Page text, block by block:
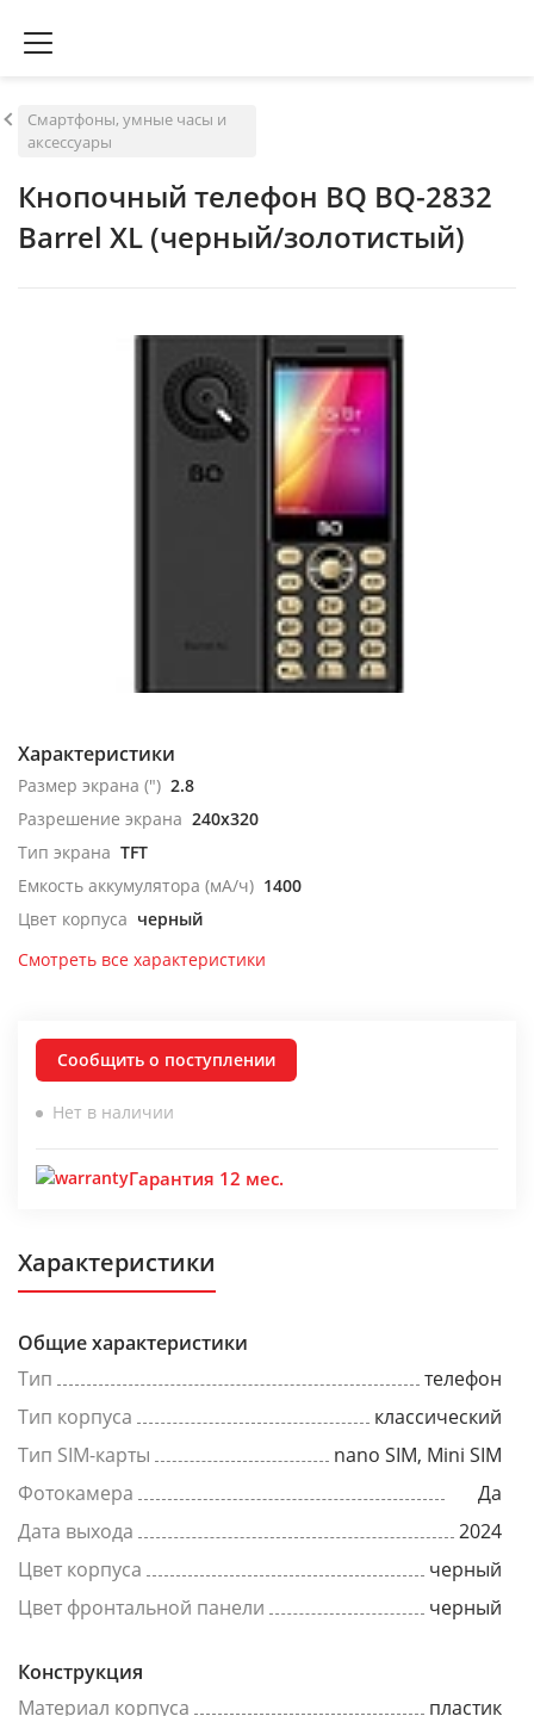
Смартфоны, умные часы и
аксессуары
Кнопочный телефон BQ BQ-2832
Barrel XL (черный/золотистый)
Характеристики
Размер экрана (") 2.8
Разрешение экрана 240x320
Тип экрана TFT
Емкость аккумулятора (мА/ч) 1400
Цвет корпуса черный
Смотреть все характеристики
Сообщить о поступлении
Нет в наличии
Гарантия 12 мес.
Характеристики
Общие характеристики
Тип
телефон
Тип корпуса
классический
Тип SIM-карты
nano SIM, Mini SIM
Фотокамера
Да
Дата выхода
2024
Цвет корпуса
черный
Цвет фронтальной панели
черный
Конструкция
Материал корпуса
пластик